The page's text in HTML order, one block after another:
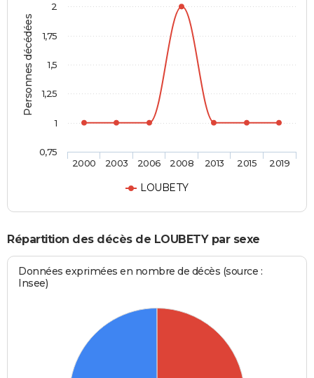
Personnes décédées
LOUBETY
2000 2003 2006 2008 2013 2015 2019
0,75
1
1,25
1,5
1,75
2
Répartition des décès de LOUBETY par sexe
Données exprimées en nombre de décès (source :
Insee)